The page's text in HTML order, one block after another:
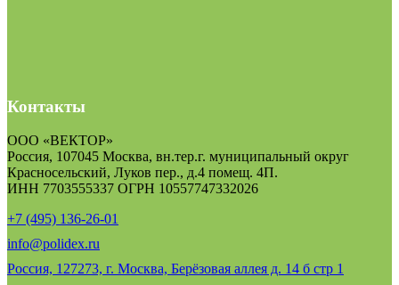
Контакты
ООО «ВЕКТОР»
Россия, 107045 Москва, вн.тер.г. муниципальный округ
Красносельский, Луков пер., д.4 помещ. 4П.
ИНН 7703555337 ОГРН 10557747332026
+7 (495) 136-26-01
info@polidex.ru
Россия, 127273, г. Москва, Берёзовая аллея д. 14 б стр 1